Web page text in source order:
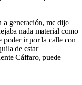
a generación, me dijo
nada material como
poder ir por la calle con
de estar
Cáffaro, puede